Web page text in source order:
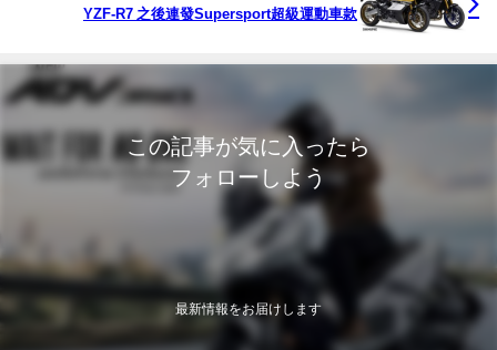
YZF-R7 之後連發Supersport超級運動車款
この記事が気に入ったら
フォローしよう
最新情報をお届けします